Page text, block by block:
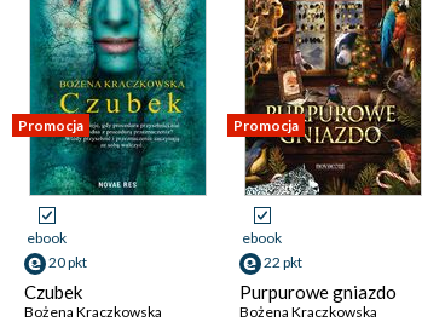
Promocja
ebook
20 pkt
Czubek
Bożena Kraczkowska
Promocja
ebook
22 pkt
Purpurowe gniazdo
Bożena Kraczkowska